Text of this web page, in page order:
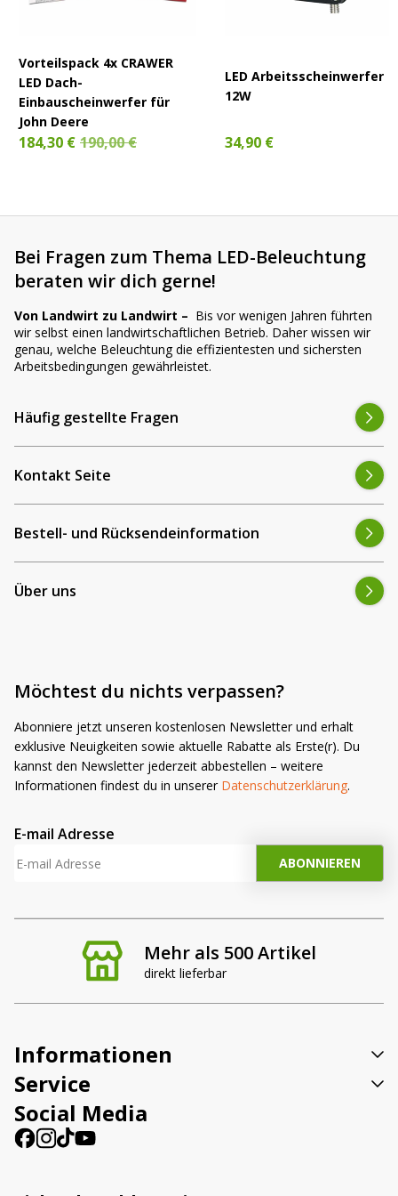
Vorteilspack 4x CRAWER
LED Dach-
Einbauscheinwerfer für
John Deere
184,30 € 190,00 €
LED Arbeitsscheinwerfer
12W
34,90 €
Mehr als 500 Artikel
direkt lieferbar
Bei Fragen zum Thema LED-Beleuchtung
beraten wir dich gerne!
Von Landwirt zu Landwirt – Bis vor wenigen Jahren führten
wir selbst einen landwirtschaftlichen Betrieb. Daher wissen wir
genau, welche Beleuchtung die effizientesten und sichersten
Arbeitsbedingungen gewährleistet.
Häufig gestellte Fragen
Kontakt Seite
Bestell- und Rücksendeinformation
Über uns
Möchtest du nichts verpassen?
Abonniere jetzt unseren kostenlosen Newsletter und erhalt
exklusive Neuigkeiten sowie aktuelle Rabatte als Erste(r). Du
kannst den Newsletter jederzeit abbestellen – weitere
Informationen findest du in unserer Datenschutzerklärung.
E-mail Adresse
Informationen
Service
Social Media